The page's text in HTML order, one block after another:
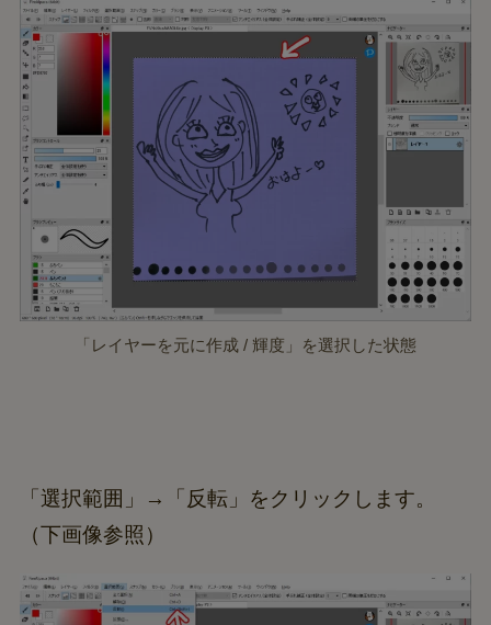
「レイヤーを元に作成 / 輝度」を選択した状態
「選択範囲」→「反転」をクリックします。
（下画像参照）